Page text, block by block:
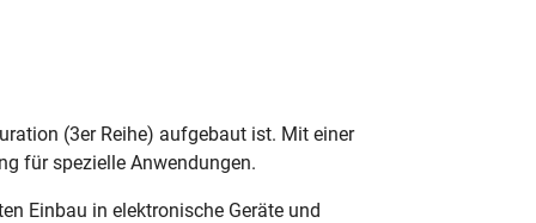
(3er Reihe) aufgebaut ist. Mit einer
für spezielle Anwendungen.
Einbau in elektronische Geräte und